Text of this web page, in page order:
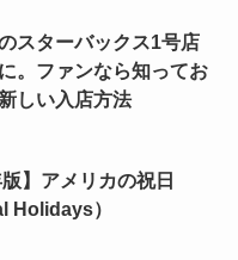
スターバックス1号店
。ファンなら知ってお
しい入店方法
版】アメリカの祝日
Holidays）